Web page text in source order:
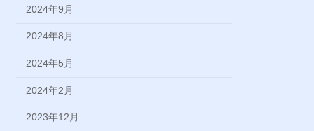
2024年9月
2024年8月
2024年5月
2024年2月
2023年12月